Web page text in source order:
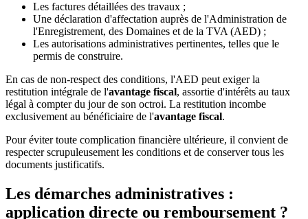
Les factures détaillées des travaux ;
Une déclaration d'affectation auprès de l'Administration de
l'Enregistrement, des Domaines et de la TVA (AED) ;
Les autorisations administratives pertinentes, telles que le
permis de construire.
En cas de non-respect des conditions, l'AED peut exiger la
restitution intégrale de l'avantage fiscal, assortie d'intérêts au taux
légal à compter du jour de son octroi. La restitution incombe
exclusivement au bénéficiaire de l'avantage fiscal.
Pour éviter toute complication financière ultérieure, il convient de
respecter scrupuleusement les conditions et de conserver tous les
documents justificatifs.
Les démarches administratives :
application directe ou remboursement ?